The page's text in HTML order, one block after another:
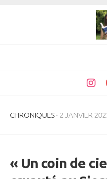
CHRONIQUES · 2 JANVIER
« Un coin de